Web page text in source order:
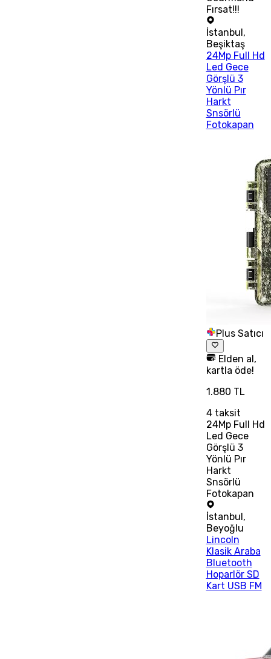
Fırsat!!!
İstanbul,
Beşiktaş
24Mp Full Hd
Led Gece
Görşlü 3
Yönlü Pır
Harkt
Snsörlü
Fotokapan
Plus Satıcı
Elden al,
kartla öde!
1.880 TL
4taksit
24Mp Full Hd
Led Gece
Görşlü 3
Yönlü Pır
Harkt
Snsörlü
Fotokapan
İstanbul ,
Beyoğlu
Lincoln
Klasik Araba
Bluetooth
Hoparlör SD
Kart USB FM